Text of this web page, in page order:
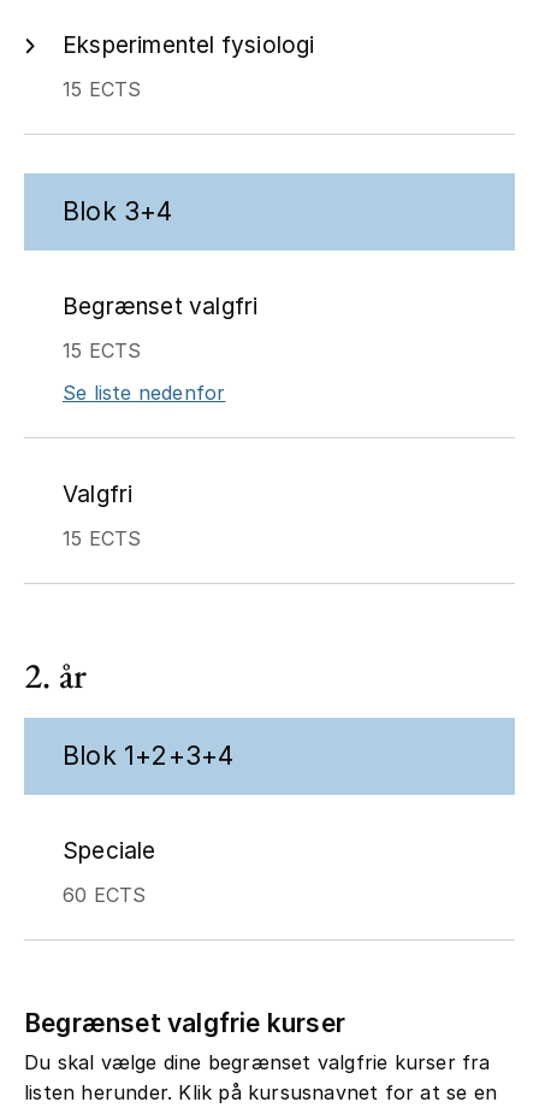
Eksperimentel fysiologi
15 ECTS
Blok 3+4
Begrænset valgfri
15 ECTS
Se liste nedenfor
Valgfri
15 ECTS
2. år
Blok 1+2+3+4
Speciale
60 ECTS
Begrænset valgfrie kurser
Du skal vælge dine begrænset valgfrie kurser fra
listen herunder. Klik på kursusnavnet for at se en